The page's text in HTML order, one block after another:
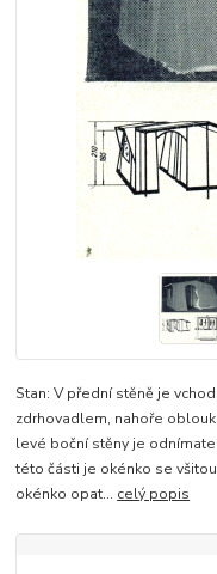
Stan: V přední stěně je
zdrhovadlem, nahoře
levé boční stěny je
této části je okénko se
okénko opat... celý popis